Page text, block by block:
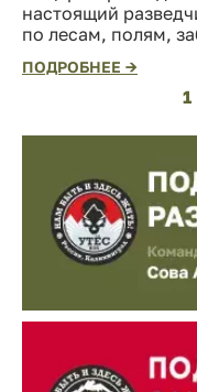
настоящий
по лесам, полям,
ПОДРОБНЕЕ →
1